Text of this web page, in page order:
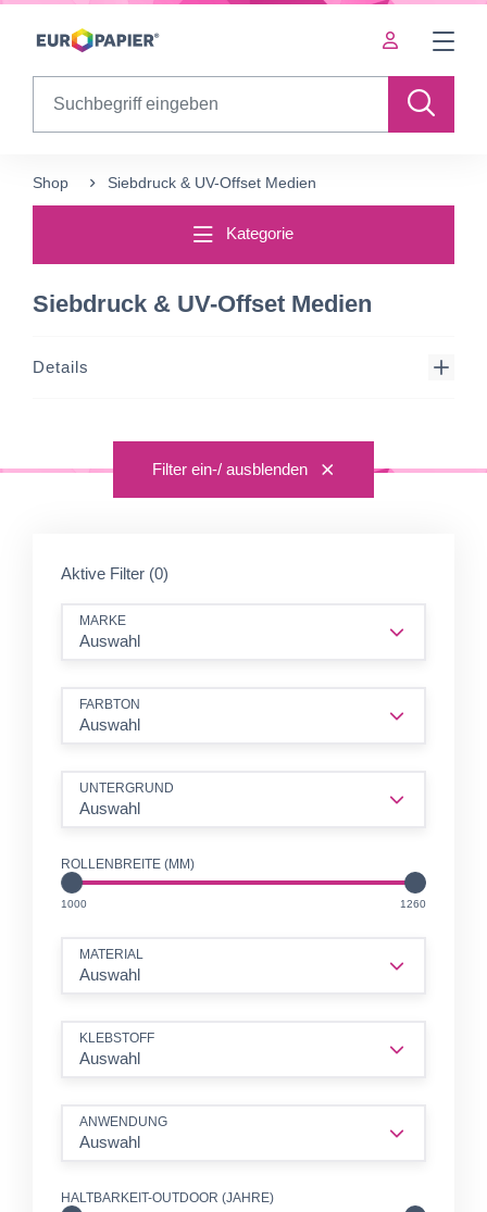
Table Of Content
Shop Siebdruck & UV-Offset Medien
Kategorie
Siebdruck & UV-Offset Medien
Details
Filter ein-/ ausblenden
Aktive Filter (0)
MARKE
Auswahl
FARBTON
Auswahl
UNTERGRUND
Auswahl
ROLLENBREITE (MM)
1000MM 1260MM
MATERIAL
Auswahl
KLEBSTOFF
Auswahl
ANWENDUNG
Auswahl
HALTBARKEIT-OUTDOOR (JAHRE)